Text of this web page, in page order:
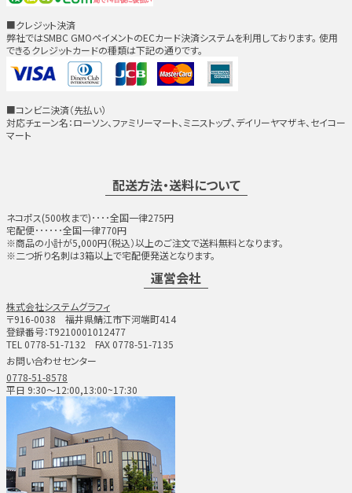
■クレジット決済
弊社ではSMBC GMOペイメントのECカード決済システムを利用しております。 使用
できるクレジットカードの種類は下記の通りです。
■コンビニ決済（先払い）
対応チェーン名：ローソン、ファミリーマート、ミニストップ、デイリーヤマザキ、セイコー
マート
配送方法・送料について
ネコポス(500枚まで)････全国一律275円
宅配便･･････全国一律770円
※商品の小計が5,000円（税込）以上のご注文で送料無料となります。
※二つ折り名刺は3箱以上で宅配便発送となります。
運営会社
株式会社システムグラフィ
〒916-0038 福井県鯖江市下河端町414
登録番号：T9210001012477
TEL 0778-51-7132 FAX 0778-51-7135
お問い合わせセンター
0778-51-8578
平日 9:30～12:00,13:00~17:30